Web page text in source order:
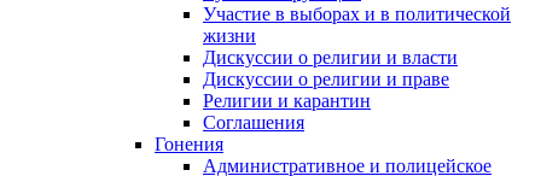
Участие в выборах и в политической
жизни
Дискуссии о религии и власти
Дискуссии о религии и праве
Религии и карантин
Соглашения
Гонения
Административное и полицейское